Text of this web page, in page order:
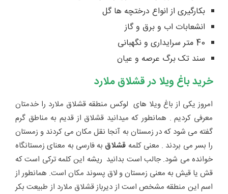
بکارگیری از انواع درختچه ها گل
انشعابات اب و برق و گاز
40 متر سرایداری و نگهبانی
سند تک برگ عرصه و عیان
خرید باغ ویلا در قشلاق ملارد
امروز یکی از باغ ویلا های لوکس منطقه قشلاق ملارد را خدمتان
معرفی کردیم . همانطور که میدانید قشلاق از قدیم به مناطق گرم
گفته می شود که در زمستان به آنجا نقل مکان می کردند و زمستان
را بسر می بردند . معنی کلمه قشلاق به فارسی به معنای زمستانگاه
خوانده می شود. جالب است بدانید ریشه این کلمه ترکی است که
قش یا قیش به معنی زمستان و لاق پسوند مکان است. همانطور از
اسم این منطقه مشخص است از دیرباز قشلاق ملارد از طبیعت بکر